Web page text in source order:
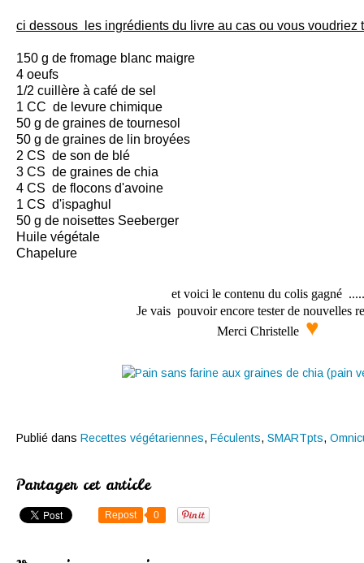
ci dessous les ingrédients du livre au cas ou vous
150 g de fromage blanc maigre
4 oeufs
1/2 cuillère à café de sel
1 CC de levure chimique
50 g de graines de tournesol
50 g de graines de lin broyées
2 CS de son de blé
3 CS de graines de chia
4 CS de flocons d'avoine
1 CS d'ispaghul
50 g de noisettes Seeberger
Huile végétale
Chapelure
et voici le contenu du colis gagné .....
Je vais pouvoir encore tester de nouvelles
Merci Christelle ♥
Publié dans Recettes végétariennes, Féculents, SMARTpts,
Partager cet article
Repost 0